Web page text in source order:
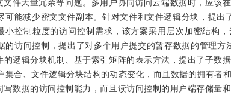
件大量冗余等问题。多用户协同访问云端数据时，应该
能减少密文文件副本。针对文件和文件逻辑分块，提出
控制粒度的访问控制需求，该方案采用层次加密结构
访问控制，提出了对多个用户提交的暂存数据的管理方
逻辑分块机制、基于索引矩阵的表示方法，提出了子数
合、文件逻辑分块结构的动态变化，而且数据的拥有者
数据的访问控制能力，而且读访问控制的用户端存储量和